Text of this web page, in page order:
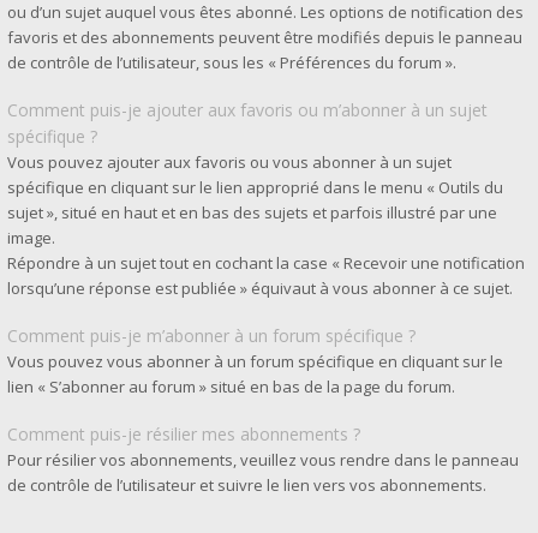
ou d’un sujet auquel vous êtes abonné. Les options de notification des
favoris et des abonnements peuvent être modifiés depuis le panneau
de contrôle de l’utilisateur, sous les « Préférences du forum ».
Comment puis-je ajouter aux favoris ou m’abonner à un sujet
spécifique ?
Vous pouvez ajouter aux favoris ou vous abonner à un sujet
spécifique en cliquant sur le lien approprié dans le menu « Outils du
sujet », situé en haut et en bas des sujets et parfois illustré par une
image.
Répondre à un sujet tout en cochant la case « Recevoir une notification
lorsqu’une réponse est publiée » équivaut à vous abonner à ce sujet.
Comment puis-je m’abonner à un forum spécifique ?
Vous pouvez vous abonner à un forum spécifique en cliquant sur le
lien « S’abonner au forum » situé en bas de la page du forum.
Comment puis-je résilier mes abonnements ?
Pour résilier vos abonnements, veuillez vous rendre dans le panneau
de contrôle de l’utilisateur et suivre le lien vers vos abonnements.